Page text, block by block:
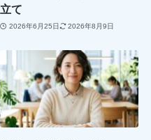
立て
2026年6月25日 2026年8月9日